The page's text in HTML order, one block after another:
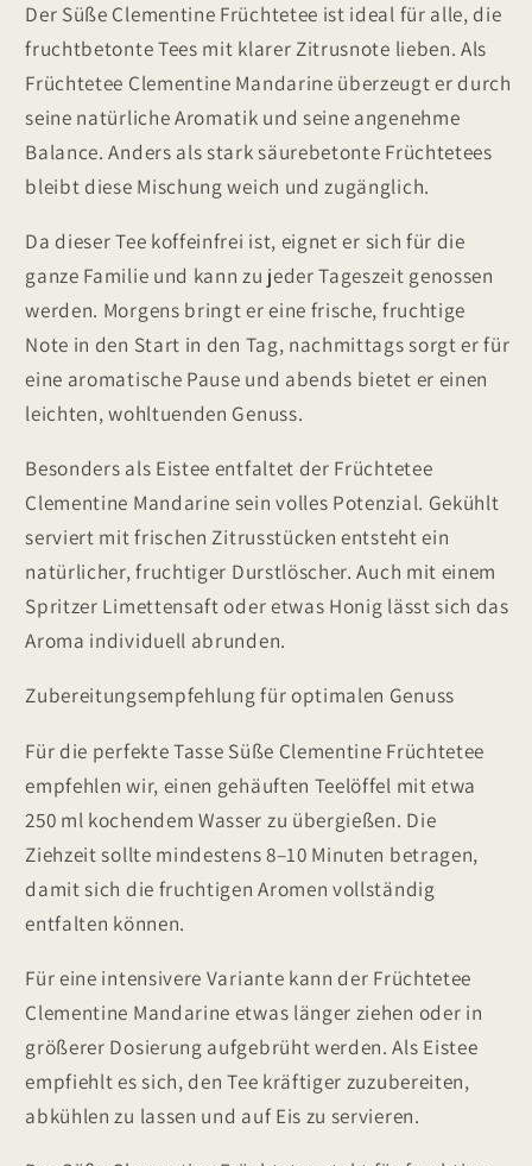
Der Süße Clementine Früchtetee ist ideal für alle, die
fruchtbetonte Tees mit klarer Zitrusnote lieben. Als
Früchtetee Clementine Mandarine überzeugt er durch
seine natürliche Aromatik und seine angenehme
Balance. Anders als stark säurebetonte Früchtetees
bleibt diese Mischung weich und zugänglich.
Da dieser Tee koffeinfrei ist, eignet er sich für die
ganze Familie und kann zu jeder Tageszeit genossen
werden. Morgens bringt er eine frische, fruchtige
Note in den Start in den Tag, nachmittags sorgt er für
eine aromatische Pause und abends bietet er einen
leichten, wohltuenden Genuss.
Besonders als Eistee entfaltet der Früchtetee
Clementine Mandarine sein volles Potenzial. Gekühlt
serviert mit frischen Zitrusstücken entsteht ein
natürlicher, fruchtiger Durstlöscher. Auch mit einem
Spritzer Limettensaft oder etwas Honig lässt sich das
Aroma individuell abrunden.
Zubereitungsempfehlung für optimalen Genuss
Für die perfekte Tasse Süße Clementine Früchtetee
empfehlen wir, einen gehäuften Teelöffel mit etwa
250 ml kochendem Wasser zu übergießen. Die
Ziehzeit sollte mindestens 8–10 Minuten betragen,
damit sich die fruchtigen Aromen vollständig
entfalten können.
Für eine intensivere Variante kann der Früchtetee
Clementine Mandarine etwas länger ziehen oder in
größerer Dosierung aufgebrüht werden. Als Eistee
empfiehlt es sich, den Tee kräftiger zuzubereiten,
abkühlen zu lassen und auf Eis zu servieren.